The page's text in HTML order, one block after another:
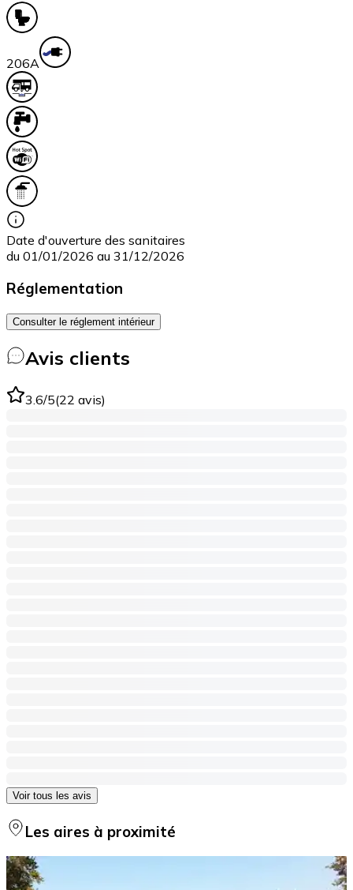
206A
Date d'ouverture des sanitaires
du 01/01/2026 au 31/12/2026
Réglementation
Consulter le réglement intérieur
Avis clients
3.6/5(22 avis)
Voir tous les avis
Les aires à proximité